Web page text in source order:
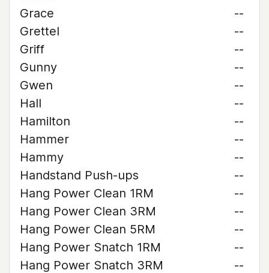
Grace
--
Grettel
--
Griff
--
Gunny
--
Gwen
--
Hall
--
Hamilton
--
Hammer
--
Hammy
--
Handstand Push-ups
--
Hang Power Clean 1RM
--
Hang Power Clean 3RM
--
Hang Power Clean 5RM
--
Hang Power Snatch 1RM
--
Hang Power Snatch 3RM
--